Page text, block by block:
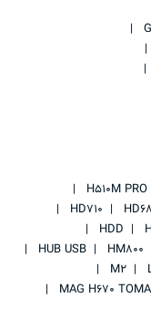
H510M PRO
HD710
HDD
HM800
HUB USB
M2
MAG H670